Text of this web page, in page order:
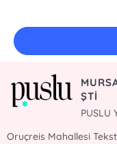
ŞTİ
PUSLU
Oruçreis Mahallesi